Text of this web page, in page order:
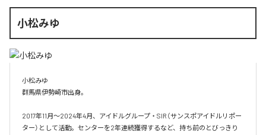
小松みゆ
小松みゆ
群馬県伊勢崎市出身。
2017年11月〜2024年4月、アイドルグループ・SIR（サンスポアイドルリポー
ター）として活動。センターを2年連続獲得するなど、持ち前のとびっきり